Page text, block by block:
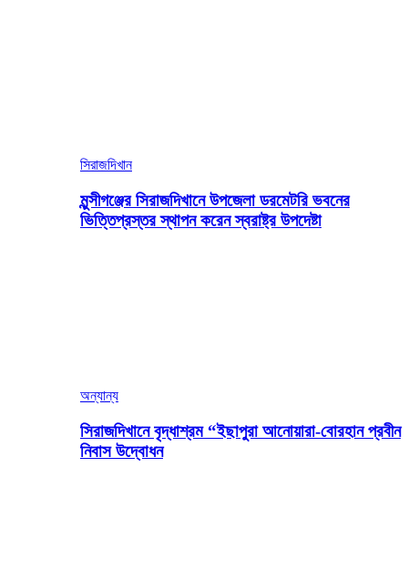
সিরাজদিখান
মুন্সীগঞ্জের সিরাজদিখানে উপজেলা ডরমেটরি ভবনের
ভিত্তিপ্রস্তর স্থাপন করেন স্বরাষ্ট্র উপদেষ্টা
অন্যান্য
সিরাজদিখানে বৃদ্ধাশ্রম “ইছাপুরা আনোয়ারা-বোরহান প্রবীন
নিবাস উদ্বোধন